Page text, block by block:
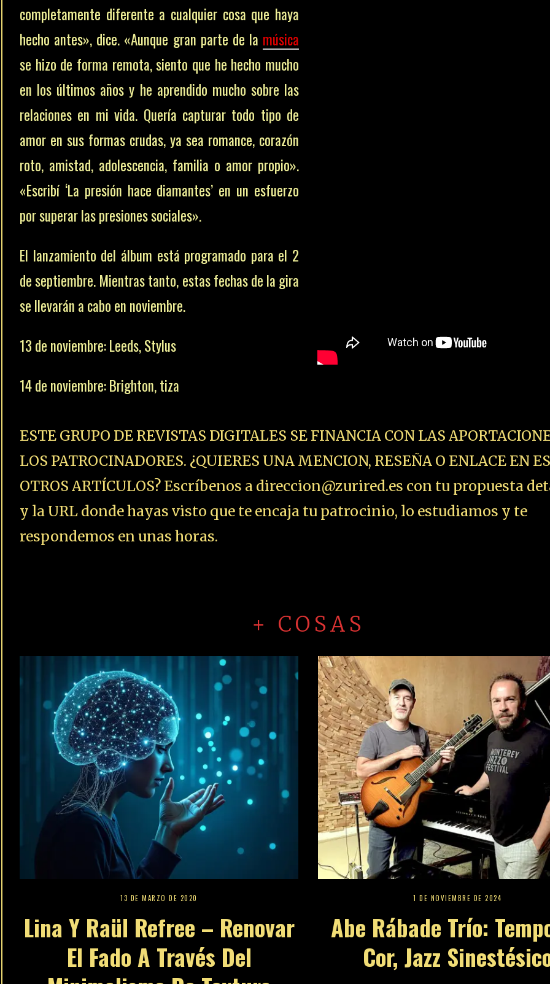
completamente diferente a cualquier cosa que haya
hecho antes», dice. «Aunque gran parte de la música
se hizo de forma remota, siento que he hecho mucho
en los últimos años y he aprendido mucho sobre las
relaciones en mi vida. Quería capturar todo tipo de
amor en sus formas crudas, ya sea romance, corazón
roto, amistad, adolescencia, familia o amor propio».
«Escribí ‘La presión hace diamantes’ en un esfuerzo
por superar las presiones sociales».
El lanzamiento del álbum está programado para el 2
de septiembre. Mientras tanto, estas fechas de la gira
se llevarán a cabo en noviembre.
13 de noviembre: Leeds, Stylus
14 de noviembre: Brighton, tiza
ESTE GRUPO DE REVISTAS DIGITALES SE FINANCIA CON LAS
LOS PATROCINADORES. ¿QUIERES UNA MENCION, RESEÑA O ENLACE EN
OTROS ARTÍCULOS? Escríbenos a direccion@zurired.es con tu propuesta
y la URL donde hayas visto que te encaja tu patrocinio, lo estudiamos y te
respondemos en unas horas.
+ COSAS
13 DE MARZO DE 2020
Lina Y Raül Refree – Renovar
El Fado A Través Del
1 DE NOVIEMBRE DE 2024
Abe Rábade Trío:
Cor, Jazz